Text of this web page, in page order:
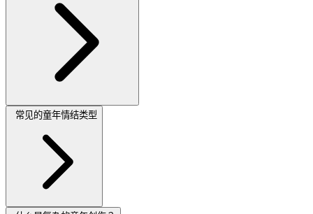
常见的童年情结类型